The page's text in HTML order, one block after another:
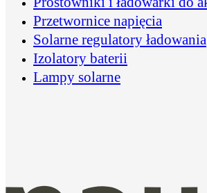
Przetwornice napięcia
Solarne regulatory ładowania
Izolatory baterii
Lampy solarne